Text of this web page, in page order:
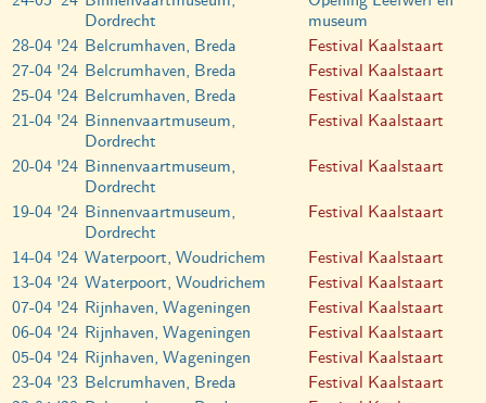
Dordrecht
museum
28-04 '24 Belcrumhaven, Breda
Festival Kaalstaart
27-04 '24 Belcrumhaven, Breda
Festival Kaalstaart
25-04 '24 Belcrumhaven, Breda
Festival Kaalstaart
21-04 '24 Binnenvaartmuseum,
Dordrecht
Festival Kaalstaart
20-04 '24 Binnenvaartmuseum,
Dordrecht
Festival Kaalstaart
19-04 '24 Binnenvaartmuseum,
Dordrecht
Festival Kaalstaart
14-04 '24 Waterpoort, Woudrichem
Festival Kaalstaart
13-04 '24 Waterpoort, Woudrichem
Festival Kaalstaart
07-04 '24 Rijnhaven, Wageningen
Festival Kaalstaart
06-04 '24 Rijnhaven, Wageningen
Festival Kaalstaart
05-04 '24 Rijnhaven, Wageningen
Festival Kaalstaart
23-04 '23 Belcrumhaven, Breda
Festival Kaalstaart